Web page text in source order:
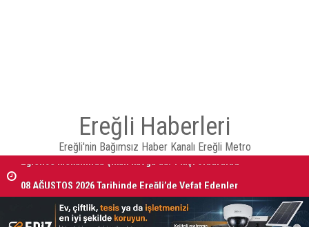
Ereğli Haberleri
Ereğli'nin Bağımsız Haber Kanalı Ereğli Metro